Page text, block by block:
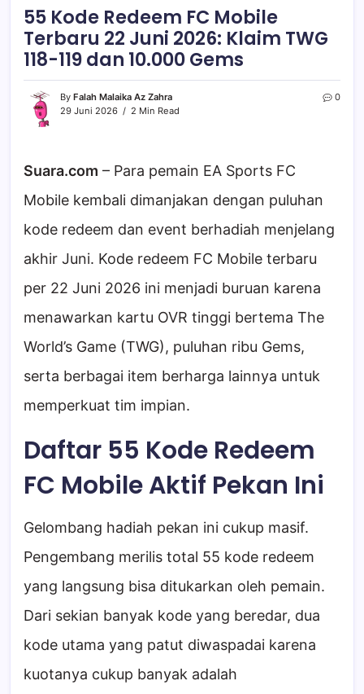
55 Kode Redeem FC Mobile
Terbaru 22 Juni 2026: Klaim TWG
118-119 dan 10.000 Gems
By Falah Malaika Az Zahra
29 Juni 2026
2 Min Read
0
Suara.com – Para pemain EA Sports FC
Mobile kembali dimanjakan dengan puluhan
kode redeem dan event berhadiah menjelang
akhir Juni. Kode redeem FC Mobile terbaru
per 22 Juni 2026 ini menjadi buruan karena
menawarkan kartu OVR tinggi bertema The
World’s Game (TWG), puluhan ribu Gems,
serta berbagai item berharga lainnya untuk
memperkuat tim impian.
Daftar 55 Kode Redeem
FC Mobile Aktif Pekan Ini
Gelombang hadiah pekan ini cukup masif.
Pengembang merilis total 55 kode redeem
yang langsung bisa ditukarkan oleh pemain.
Dari sekian banyak kode yang beredar, dua
kode utama yang patut diwaspadai karena
kuotanya cukup banyak adalah